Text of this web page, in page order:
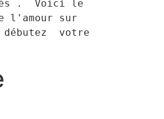
l'amour sur
votre